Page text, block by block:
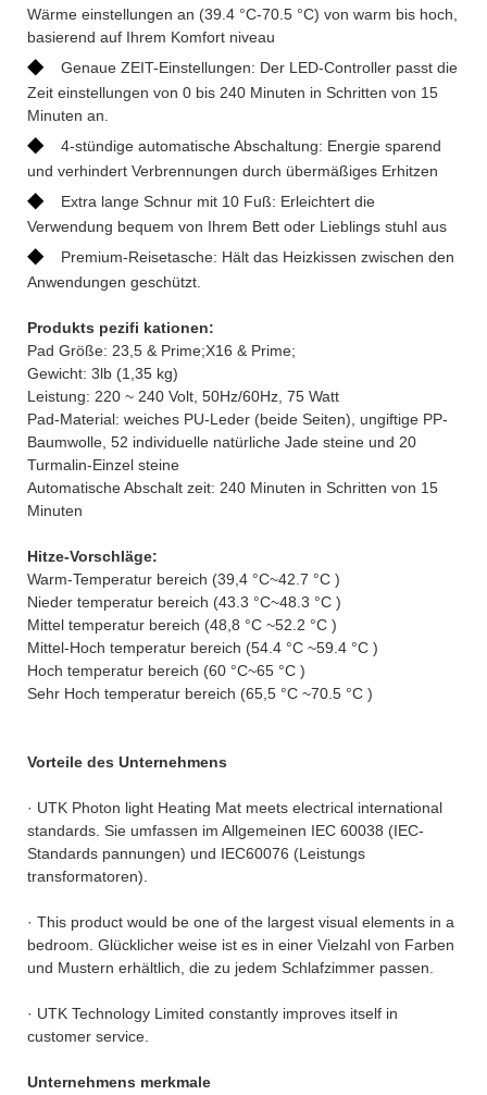
Wärme einstellungen an (39.4 °C-70.5 °C) von warm bis hoch,
basierend auf Ihrem Komfort niveau
◆
Genaue ZEIT-Einstellungen: Der LED-Controller passt die
Zeit einstellungen von 0 bis 240 Minuten in Schritten von 15
Minuten an.
◆
4-stündige automatische Abschaltung: Energie sparend
und verhindert Verbrennungen durch übermäßiges Erhitzen
◆
Extra lange Schnur mit 10 Fuß: Erleichtert die
Verwendung bequem von Ihrem Bett oder Lieblings stuhl aus
◆
Premium-Reisetasche: Hält das Heizkissen zwischen den
Anwendungen geschützt.
Produkts pezifi kationen:
Pad Größe: 23,5 & Prime;X16 & Prime;
Gewicht: 3lb (1,35 kg)
Leistung: 220 ~ 240 Volt, 50Hz/60Hz, 75 Watt
Pad-Material: weiches PU-Leder (beide Seiten), ungiftige PP-
Baumwolle, 52 individuelle natürliche Jade steine und 20
Turmalin-Einzel steine
Automatische Abschalt zeit: 240 Minuten in Schritten von 15
Minuten
Hitze-Vorschläge:
Warm-Temperatur bereich (39,4 °C~42.7 °C )
Nieder temperatur bereich (43.3 °C~48.3 °C )
Mittel temperatur bereich (48,8 °C ~52.2 °C )
Mittel-Hoch temperatur bereich (54.4 °C ~59.4 °C )
Hoch temperatur bereich (60 °C~65 °C )
Sehr Hoch temperatur bereich (65,5 °C ~70.5 °C )
Vorteile des Unternehmens
· UTK Photon light Heating Mat meets electrical international
standards. Sie umfassen im Allgemeinen IEC 60038 (IEC-
Standards pannungen) und IEC60076 (Leistungs
transformatoren).
· This product would be one of the largest visual elements in a
bedroom. Glücklicher weise ist es in einer Vielzahl von Farben
und Mustern erhältlich, die zu jedem Schlafzimmer passen.
· UTK Technology Limited constantly improves itself in
customer service.
Unternehmens merkmale